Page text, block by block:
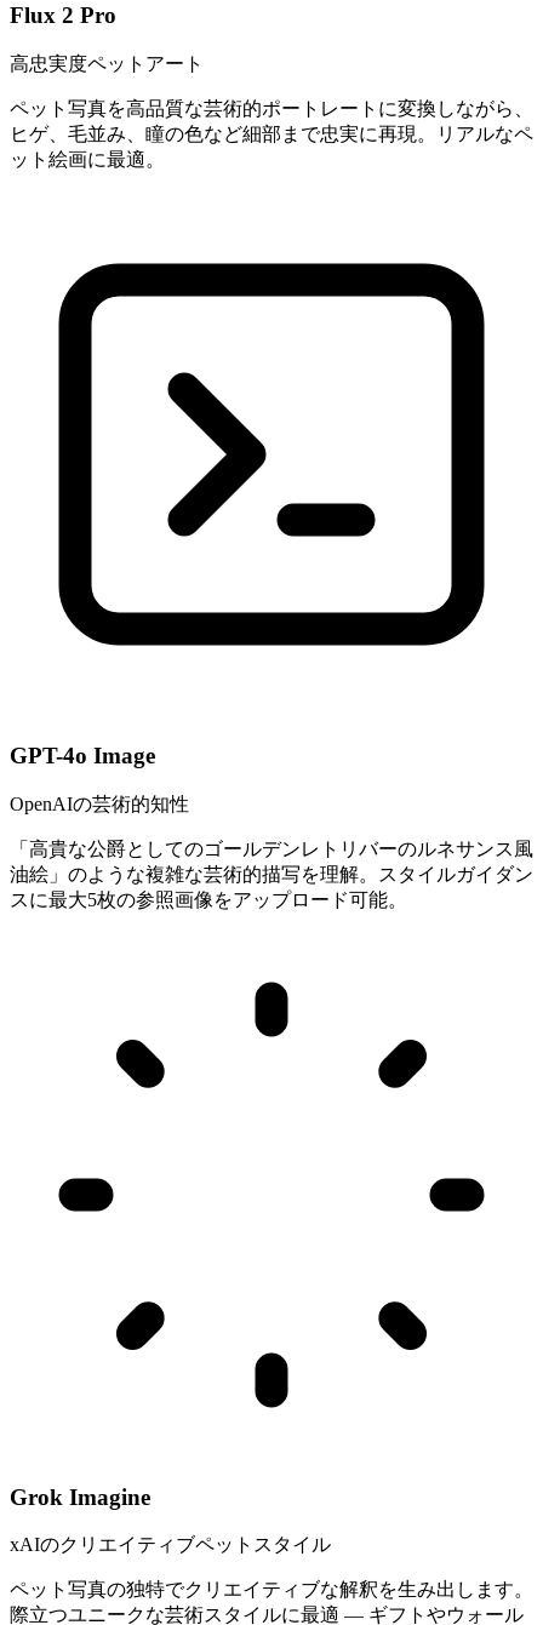
Flux 2 Pro
高忠実度ペットアート
ペット写真を高品質な芸術的ポートレートに変換しながら、
ヒゲ、毛並み、瞳の色など細部まで忠実に再現。リアルなペ
ット絵画に最適。
GPT-4o Image
OpenAIの芸術的知性
「高貴な公爵としてのゴールデンレトリバーのルネサンス風
油絵」のような複雑な芸術的描写を理解。スタイルガイダン
スに最大5枚の参照画像をアップロード可能。
Grok Imagine
xAIのクリエイティブペットスタイル
ペット写真の独特でクリエイティブな解釈を生み出します。
際立つユニークな芸術スタイルに最適 — ギフトやウォール